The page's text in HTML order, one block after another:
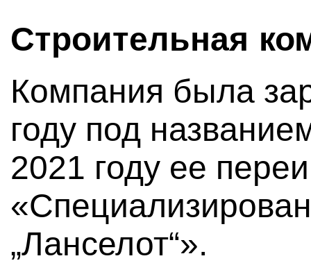
Строительная
Компания была
году под
2021 году ее
„Ланселот“».